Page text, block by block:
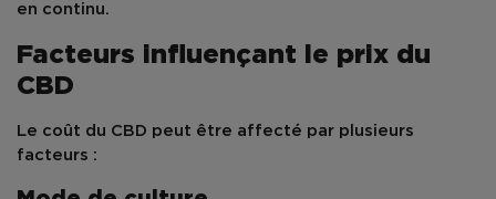
en continu.
Facteurs influençant le prix du
CBD
Le coût du CBD peut être affecté par plusieurs
facteurs :